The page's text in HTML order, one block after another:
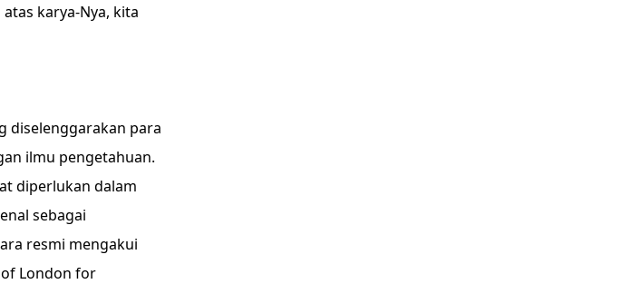
karya-Nya, kita
diselenggarakan para
ilmu pengetahuan.
diperlukan dalam
sebagai
resmi mengakui
London for